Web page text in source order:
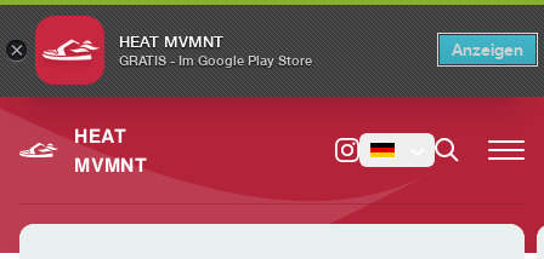
× HEAT MVMNT
GRATIS - Im Google Play Store
Anzeigen
HEAT
MVMNT
Switch to the English version? Switch ×